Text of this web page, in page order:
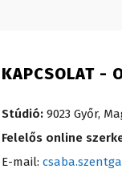
KAPCSOLAT -
Stúdió: 9023 Győr,
Felelős online
E-mail: